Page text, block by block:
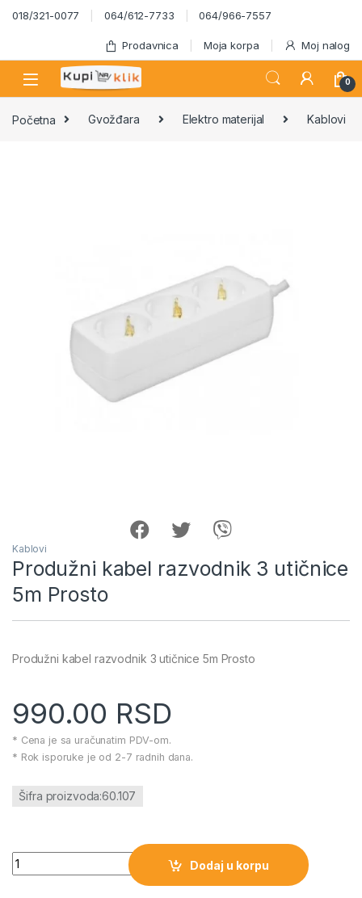
Skip to navigation
Skip to content
018/321-0077 064/612-7733 064/966-7557
Prodavnica Moja korpa Moj nalog
0
Početna Gvožđara Elektro materijal Kablovi
Kablovi
Produžni kabel razvodnik 3 utičnice
5m Prosto
Produžni kabel razvodnik 3 utičnice 5m Prosto
990.00 RSD
* Cena je sa uračunatim PDV-om.
* Rok isporuke je od 2-7 radnih dana.
Šifra proizvoda:60.107
Produžni kabel razvodnik 3 utičnice 5m Prosto količina
Dodaj u korpu